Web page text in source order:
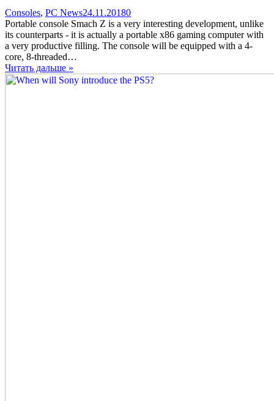
Categories
Consoles, PC NewsPosted
on
24.11.20180comments
on
The
release
portable
Portable console Smach Z is a very interesting development, unlike
its counterparts - it is actually a portable x86 gaming computer with
a very productive filling. The console will be equipped with a 4-
core, 8-threaded…
Читать дальше »